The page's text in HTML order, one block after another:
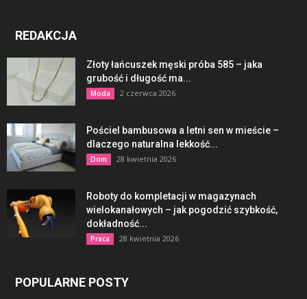
REDAKCJA
Złoty łańcuszek męski próba 585 – jaka
grubość i długość ma...
Moda 2 czerwca 2026
Pościel bambusowa a letni sen w mieście –
dlaczego naturalna lekkość...
Dom 28 kwietnia 2026
Roboty do kompletacji w magazynach
wielokanałowych – jak pogodzić szybkość,
dokładność...
Praca 28 kwietnia 2026
POPULARNE POSTY